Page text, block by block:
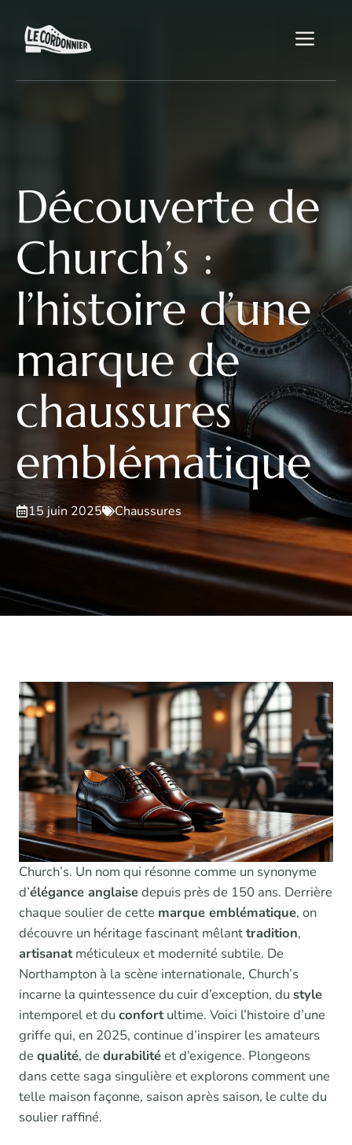
contenu
Découverte de
Church’s :
l’histoire d’une
marque de
chaussures
emblématique
15 juin 2025 Chaussures
Church’s. Un nom qui résonne comme un synonyme
d’élégance anglaisedepuis près de 150 ans. Derrière
chaque soulier de cette marque emblématique, on
découvre un héritage fascinant mêlanttradition,
artisanatméticuleux et modernité subtile. De
Northampton à la scène internationale, Church’s
incarne la quintessence du cuir d’exception, du style
intemporel et du confortultime. Voici l’histoire d’une
griffe qui, en 2025, continue d’inspirer les amateurs
de qualité, de durabilitéet d’exigence. Plongeons
dans cette saga singulière et explorons comment une
telle maison façonne, saison après saison, le culte du
soulier raffiné.